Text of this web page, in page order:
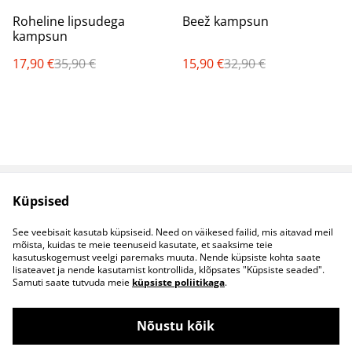
%
Roheline lipsudega
kampsun
17,90 €35,90 €
%
Beež kampsun
15,90 €32,90 €
Müügitingimused
Küpsised
Kontaktid
B2B koostöö
Küpsised
See veebisait kasutab küpsiseid. Need on väikesed failid, mis aitavad meil
mõista, kuidas te meie teenuseid kasutate, et saaksime teie
kasutuskogemust veelgi paremaks muuta. Nende küpsiste kohta saate
lisateavet ja nende kasutamist kontrollida, klõpsates "Küpsiste seaded".
Samuti saate tutvuda meie küpsiste poliitikaga.
Nõustu kõik